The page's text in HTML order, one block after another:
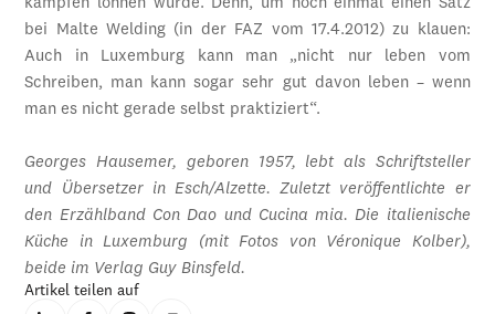
kämpfen lohnen würde. Denn, um noch einmal einen Satz
bei Malte Welding (in der FAZ vom 17.4.2012) zu klauen:
Auch in Luxemburg kann man „nicht nur leben vom
Schreiben, man kann sogar sehr gut davon leben – wenn
man es nicht gerade selbst praktiziert“.
Georges Hausemer, geboren 1957, lebt als Schriftsteller
und Übersetzer in Esch/Alzette. Zuletzt veröffentlichte er
den Erzählband Con Dao und Cucina mia. Die italienische
Küche in Luxemburg (mit Fotos von Véronique Kolber),
beide im Verlag Guy Binsfeld.
Artikel teilen auf